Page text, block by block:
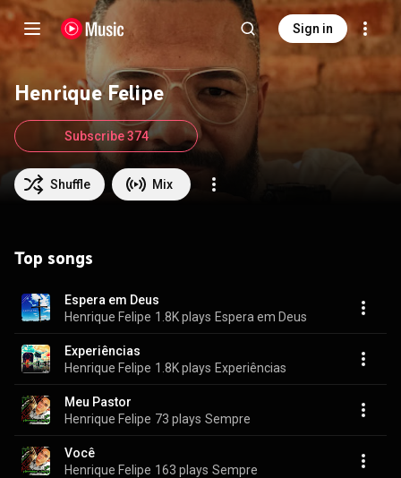
Sign in
Henrique Felipe
Shuffle Mix
Subscribe 374
Top songs
Espera em Deus
Henrique Felipe 1.8K plays Espera em Deus
Experiências
Henrique Felipe 1.8K plays Experiências
Meu Pastor
Henrique Felipe 73 plays Sempre
Você
Henrique Felipe 163 plays Sempre